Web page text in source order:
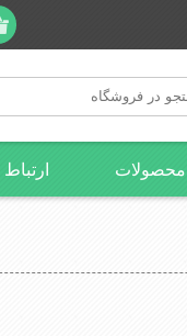
محصولات ارتباط